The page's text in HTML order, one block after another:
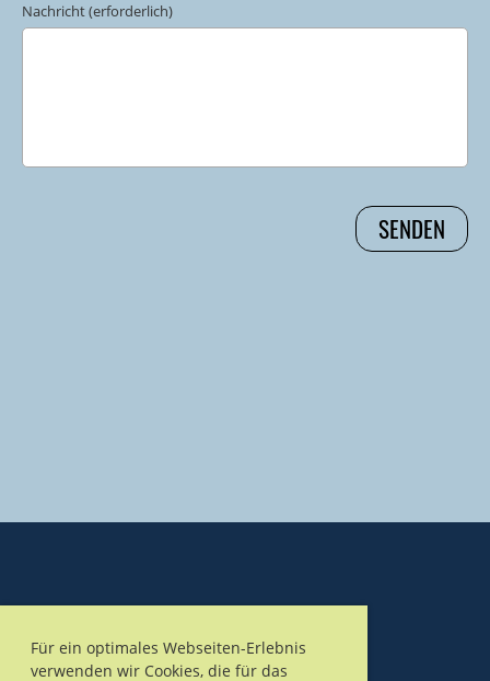
Für ein optimales Webseiten-Erlebnis
verwenden wir Cookies, die für das
Nachricht (erforderlich)